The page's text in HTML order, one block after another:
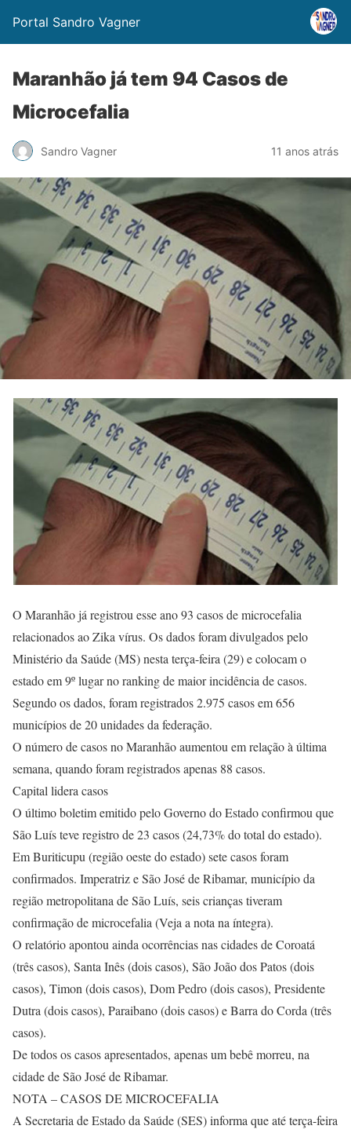
Portal Sandro Vagner
Maranhão já tem 94 Casos de
Microcefalia
Sandro Vagner 11 anos atrás
O Maranhão já registrou esse ano 93 casos de microcefalia
relacionados ao Zika vírus. Os dados foram divulgados pelo
Ministério da Saúde (MS) nesta terça-feira (29) e colocam o
estado em 9º lugar no ranking de maior incidência de casos.
Segundo os dados, foram registrados 2.975 casos em 656
municípios de 20 unidades da federação.
O número de casos no Maranhão aumentou em relação à última
semana, quando foram registrados apenas 88 casos.
Capital lidera casos
O último boletim emitido pelo Governo do Estado confirmou que
São Luís teve registro de 23 casos (24,73% do total do estado).
Em Buriticupu (região oeste do estado) sete casos foram
confirmados. Imperatriz e São José de Ribamar, município da
região metropolitana de São Luís, seis crianças tiveram
confirmação de microcefalia (Veja a nota na íntegra).
O relatório apontou ainda ocorrências nas cidades de Coroatá
(três casos), Santa Inês (dois casos), São João dos Patos (dois
casos), Timon (dois casos), Dom Pedro (dois casos), Presidente
Dutra (dois casos), Paraibano (dois casos) e Barra do Corda (três
casos).
De todos os casos apresentados, apenas um bebê morreu, na
cidade de São José de Ribamar.
NOTA – CASOS DE MICROCEFALIA
A Secretaria de Estado da Saúde (SES) informa que até terça-feira